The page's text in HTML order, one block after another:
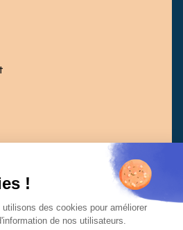
!
des cookies pour améliorer
de nos utilisateurs.